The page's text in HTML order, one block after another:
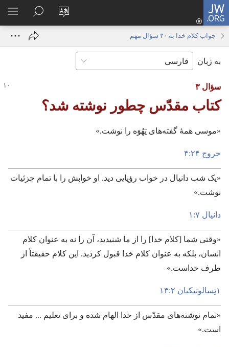
JW.ORG
زبان
را
ورود
باز
JW.ORG
جستجو
جواب کلام خدا به ۲۰ سؤال مهم
به زبان
سؤال ۳
کتاب مقدّس چطور نوشته شد؟‏
‏«موسی همهٔ گفته‌های یَهُوَه را نوشت.‏»‏
خروج ۲۴:‏۴
‏«یک شب دانیال در خواب رؤیایی دید.‏ او خوابش را با تمام جزئیات
نوشت.‏»‏
دانیال ۷:‏۱
‏«وقتی شما [کلام خدا] را از ما شنیدید،‏ آن را نه به عنوان کلام
انسان،‏ بلکه به عنوان کلام خدا قبول کردید.‏ این کلام حقیقتاً از
طرف خداست.‏»‏
۱تِسالونیکیان ۲:‏۱۳
‏«تمام نوشته‌های مقدّس از خدا الهام شده و برای تعلیم .‏.‏.‏ مفید
است.‏»‏